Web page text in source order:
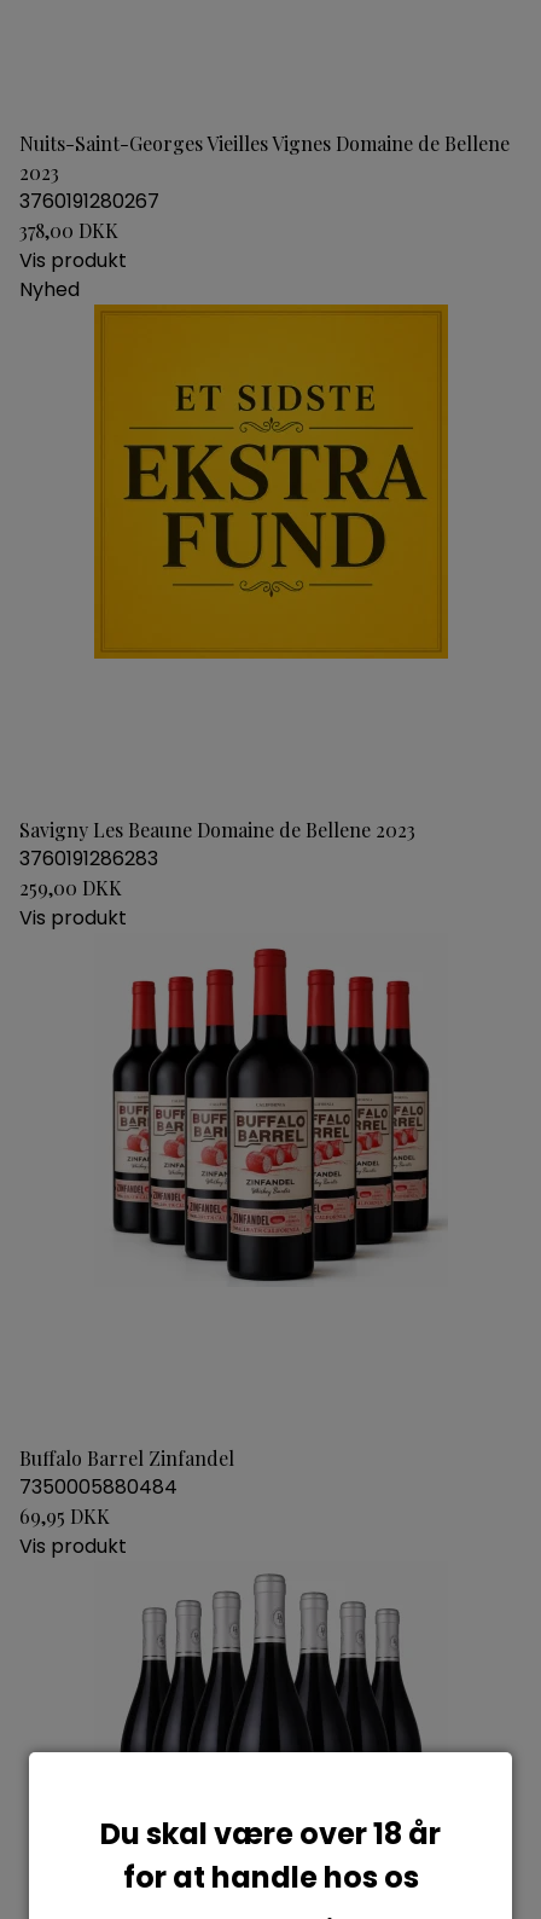
Du skal være over 18 år
for at handle hos os
Nuits-Saint-Georges Vieilles Vignes Domaine de Bellene
2023
3760191280267
378,00 DKK
Vis produkt
Nyhed
Savigny Les Beaune Domaine de Bellene 2023
3760191286283
259,00 DKK
Vis produkt
Buffalo Barrel Zinfandel
7350005880484
69,95 DKK
Vis produkt